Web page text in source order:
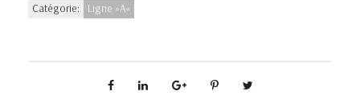
Catégorie: Ligne »A«